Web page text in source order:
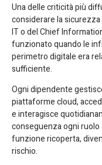
Una delle criticità più
considerare la
IT o del Chief
funzionato quando le
perimetro digitale era
sufficiente.
Ogni dipendente
piattaforme cloud,
e interagisce
conseguenza ogni
funzione ricoperta,
rischio.